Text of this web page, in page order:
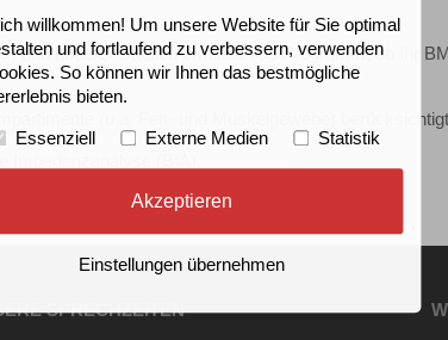
und anderer Studien ermittelt das Programm, ob Ihr
(u.a. Fett- und Muskelgewebe)
Impedanzanalyse (BIA).
SPRECHZEITEN
willkommen! Um unsere Website für Sie optimal
und fortlaufend zu verbessern, verwenden
So können wir Ihnen das bestmögliche
bieten.
Essenziell Externe Medien Statistik
Akzeptieren
Einstellungen übernehmen